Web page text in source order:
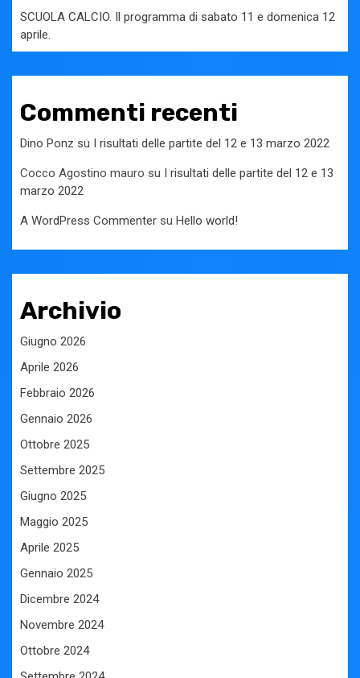
SCUOLA CALCIO. Il programma di sabato 11 e domenica 12
aprile.
Commenti recenti
Dino Ponz su I risultati delle partite del 12 e 13 marzo 2022
Cocco Agostino mauro su
I risultati delle partite del 12 e 13
marzo 2022
A WordPress Commenter su Hello world!
Archivio
Giugno 2026
Aprile 2026
Febbraio 2026
Gennaio 2026
Ottobre 2025
Settembre 2025
Giugno 2025
Maggio 2025
Aprile 2025
Gennaio 2025
Dicembre 2024
Novembre 2024
Ottobre 2024